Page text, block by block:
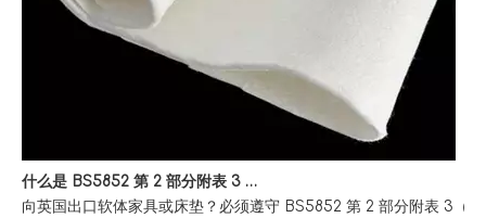
向英国出口软体家具或床垫？必须遵守 BS5852 第 2 部分附表 3（